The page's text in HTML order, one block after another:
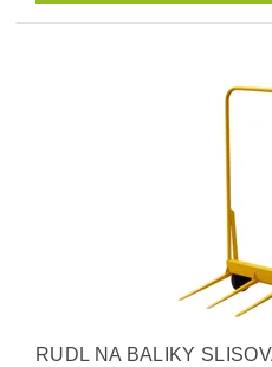
RUDL NA BALIKY